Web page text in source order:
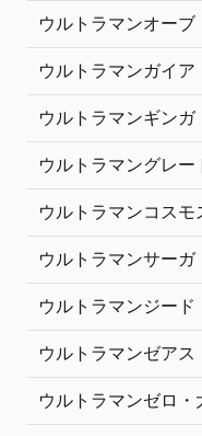
ウルトラマンオーブ
ウルトラマンガイア
ウルトラマンギンガ
ウルトラマングレー
ウルトラマンコスモ
ウルトラマンサーガ
ウルトラマンジード
ウルトラマンゼアス
ウルトラマンゼロ・